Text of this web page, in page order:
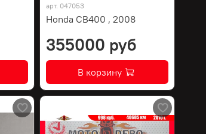
арт. 047053
Honda CB400 , 2008
355000 руб
В корзину